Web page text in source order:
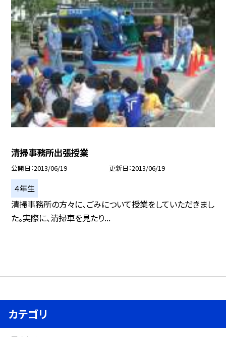
清掃事務所出張授業
公開日 2013/06/19 更新日 2013/06/19
４年生
清掃事務所の方々に、ごみについて授業をしていただきまし
た。実際に、清掃車を見たり...
カテゴリ